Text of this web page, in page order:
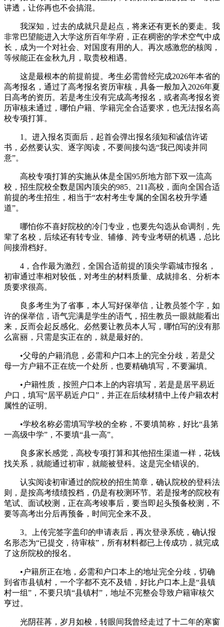
讲透，让你再也不会搞混。
我深知，过去的成就只是起点，将来还有更长的要走。我
非常巴望能进入大学这所百年学府，正在稠密的学术空气中成
长，成为一个对社会、对国度有用的人。再次感激您的核阅，
等候能正在金秋九月，取贵校相遇。
这是最根本的前提前提。考生必需曾经完成2026年本省的
高考报名，通过了高考报名资历审核，具备一般加入2026年夏
日高考的资历。若是考生没有完成高考报名，或者高考报名资
历审核未通过，哪怕户籍、学籍完全合适要求，也无法报名高
校专项打算。
1。进入报名页面后，起首会弹出报名须知和诚信许诺
书，必然要认实、逐字阅读，不要间接勾选“我已阅读并同
意”。
高校专项打算的实施从体是全国95所地方部下双一流高
校，招生院校全数是国内顶尖的985、211高校，面向全国合适
前提的考生招生，相当于“农村考生专属的全国名校升学通
道”。
哪怕你不喜好院校的冷门专业，也要先勾选从命调剂，先
辈了名校，后续还有转专业、辅修、跨专业考研的机遇，总比
间接滑档好。
4，合作最为激烈，全国合适前提的顶尖学霸城市报名，
初审通过率相对较低，对考生的材料质量、成就排名、分析本
质要求很高。
良多考生为了省事，本人写好保举信，让教员签个字，如
许的保举信，语气完满是学生的语气，招生教员一眼就能看出
来，反而会起反感化。必然要让教员本人写，哪怕写的没有那
么富丽，只需是实正在的，就是最好的。
•父母的户籍消息，必需和户口本上的完全分歧，若是父
母一方户籍不正在统一个处所，也要精确填写，不要漏填。
•户籍性质，按照户口本上的内容填写，若是是居平易近
户口，填写“居平易近户口”，并正在后续材猜中上传户籍农村
属性的证明。
•学校名称必需填写学校的全称，不要填简称，好比“县第
一高级中学”，不要填“县一高”。
良多家长感觉，高校专项打算和其他招生渠道一样，花钱
找关系，就能通过初审，就能被登科。这是完全错误的。
认实阅读初审通过的院校的招生简章，确认院校的登科法
则，是按高考绩绩投档，仍是有校测环节。若是报考的院校有
笔试、面试校测，正在高考竣事后，要当即起头预备校测，不
要等高考出分后再预备，时间完全来不及。
3。上传完签字盖印的申请表后，再次登录系统，确认报
名形态为“已提交，待审核”，所有材料都已上传成功，就完成
了这所院校的报名。
•户籍所正在地，必需和户口本上的地址完全分歧，切确
到省市县镇村，一个字都不克不及错，好比户口本上是“县镇
村一组”，不要只填“县镇村”，地址不完整会导致户籍审核欠
亨过。
光阴荏苒，岁月如梭，转眼间我曾经走过了十二年的寒窗